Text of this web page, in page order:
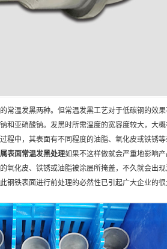
常温发黑两种。但常温发黑工艺对于低碳钢的效
和亚硝酸钠。发黑时所需温度的宽容度较大，大
中，其表面有不同程度的油脂、氧化皮或铁锈等
表面常温发黑处理如果不这样做就会严重地影响
氧化皮、铁锈或油脂被涂层所掩盖，不久就会出
铁表面进行前处理的必然性已引起广大企业的很